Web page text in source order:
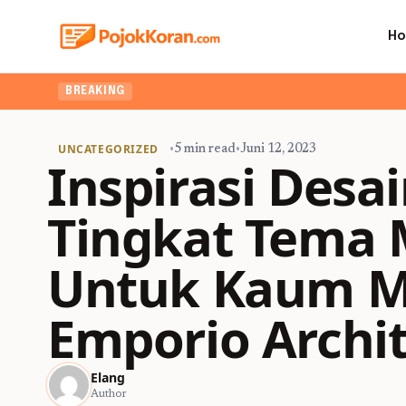
BREAKING
UNCATEGORIZED •5 min read•Juni 12, 2023
Inspirasi
Tingkat Tema
Untuk Kaum
Emporio
Elang
Author